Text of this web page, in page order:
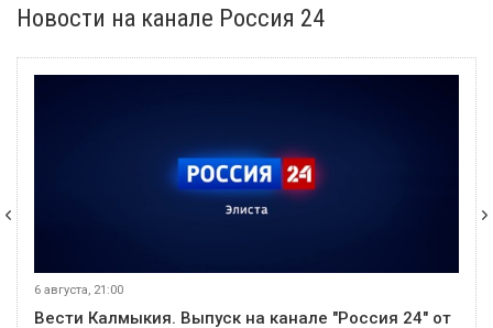
В Яшкульском районе проверили помещения для
голосования на выборах в Госдуму
8 августа
В Элисте сегодня отметят День физкультурника
3 августа
В Калмыкии 25 ветеранов спецоперации с инвалидностью
получили адаптивную одежду
В этом месяце